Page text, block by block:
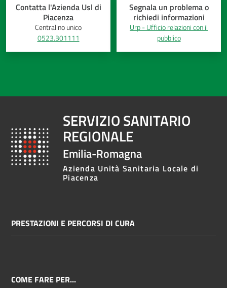
Costruiamo
Scuole
Imprese
ed Enti
su
Contatta l'Azienda Usl di
Piacenza
Centralino unico
0523.301111
Segnala un problema o
richiedi informazioni
Urp - Ufficio relazioni con il
pubblico
SERVIZIO SANITARIO
REGIONALE
Emilia-Romagna
Azienda Unità Sanitaria Locale di
Piacenza
PRESTAZIONI E PERCORSI DI CURA
COME FARE PER...